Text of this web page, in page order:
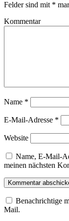
Felder sind mit *
Kommentar
Name *
E-Mail-Adresse *
Website
Name, E-Mail-
meinen nächsten
Benachrichtige
Mail.